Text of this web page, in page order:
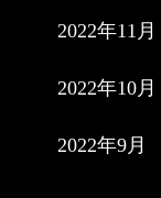
2022年11月
2022年10月
2022年9月